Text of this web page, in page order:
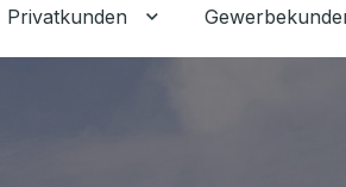
für Erneuerbare Energien
Privatkunden Untermenü für
umschalten